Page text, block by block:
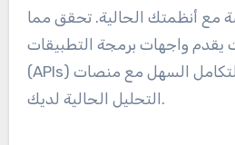
مع أنظمتك الحالية. تحقق مما
يقدم واجهات برمجة التطبيقات
(APIs) أو طرق أخرى للتكامل السهل مع منصات
التحليل الحالية لديك.